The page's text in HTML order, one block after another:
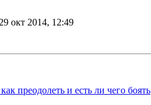
29 окт 2014, 12:49
преодолеть и есть ли чего боять